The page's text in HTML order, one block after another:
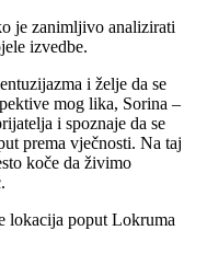
je zanimljivo analizirati
izvedbe.
i želje da se
mog lika, Sorina –
i spoznaje da se
prema vječnosti. Na taj
koče da živimo
lokacija poput Lokruma